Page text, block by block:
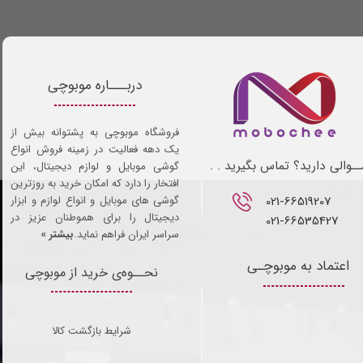
021-66519207​​​​​​​
021-66535427
دارید؟ تماس بگیرید . .
نحــوه‌ی خرید از موبوچی
شرایط بازگشت کالا
اعتماد به موبوچـی
دربـــاره موبوچی
فروشگاه موبوچی به پشتوانه بیش از
یک دهه فعالیت در زمینه فروش انواع
گوشی موبایل و لوازم دیجیتال، این
افتخار را دارد که امکان خرید به روزترین
گوشی های موبایل و انواع لوازم و ابزار
دیجیتال را برای هموطنان عزیز در
سراسر ایران فراهم نماید.بیشتر »